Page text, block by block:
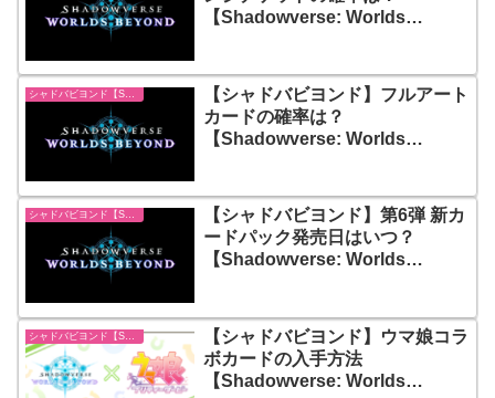
【Shadowverse: Worlds
【シャドバビヨンド】フルアート
カードの確率は？
【Shadowverse: Worlds
シャドバビヨンド【Shadowverse: Worlds Beyond】
【シャドバビヨンド】第6弾 新カ
ードパック発売日はいつ？
【Shadowverse: Worlds
シャドバビヨンド【Shadowverse: Worlds Beyond】
【シャドバビヨンド】ウマ娘コラ
ボカードの入手方法
【Shadowverse: Worlds